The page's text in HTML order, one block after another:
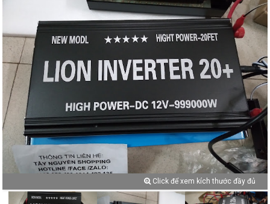
Click để xem kích thước đầy đủ